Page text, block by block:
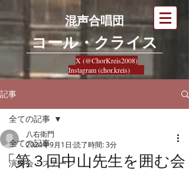
混声合唱団
​コール・クライス
X (@ChorKreis2008)
Instagram (chor.kreis)
記事
全ての記事
演奏会・ステージ
全ての記事
「第３回中山先生を囲む会
八右衛門
2024年9月1日 読了時間: 3分